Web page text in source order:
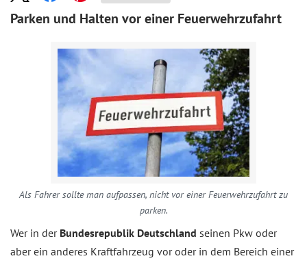
Parken und Halten vor einer Feuerwehrzufahrt
Als Fahrer sollte man aufpassen, nicht vor einer Feuerwehrzufahrt zu
parken.
Wer in der Bundesrepublik Deutschland seinen Pkw oder
aber ein anderes Kraftfahrzeug vor oder in dem Bereich einer